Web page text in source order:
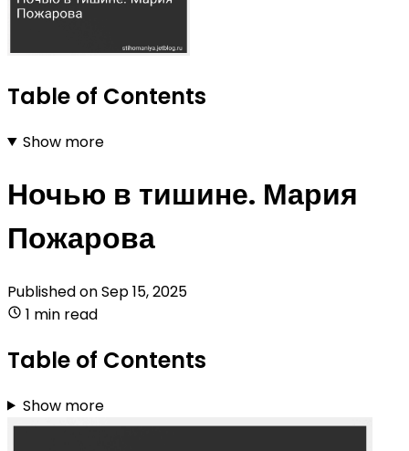
Table of Contents
Show more
Ночью в тишине. Мария
Пожарова
Published onSep 15, 2025
1 min read
Table of Contents
Show more